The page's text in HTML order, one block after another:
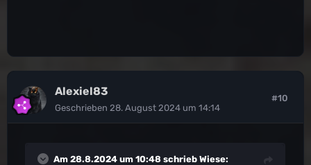
Alexiel83
Geschrieben 28. August 2024 um 14:14
#10
Am 28.8.2024 um 10:48 schrieb Wiese: